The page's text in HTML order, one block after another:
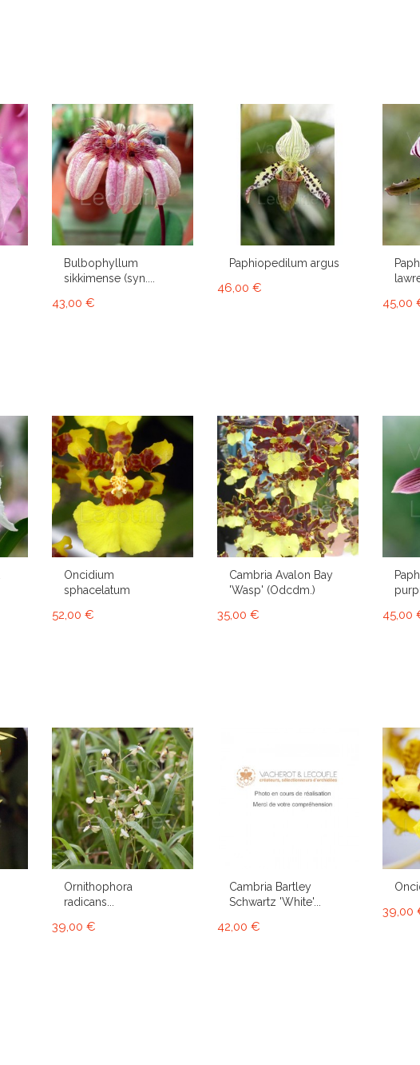
Bulbophyllum
sikkimense (syn....
43,00 €
Paphiopedilum argus
46,00 €
45,00
Oncidium
sphacelatum
52,00 €
Cambria Avalon Bay
'Wasp' (Odcdm.)
35,00 € 45,00
Ornithophora
radicans...
39,00 €
Cambria Bartley
Schwartz 'White'...
42,00 €
39,00